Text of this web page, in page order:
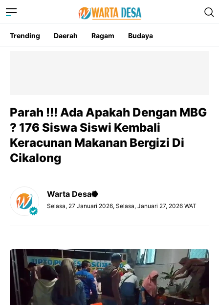
Trending Daerah Ragam Budaya
Parah !!! Ada Apakah Dengan MBG
? 176 Siswa Siswi Kembali
Keracunan Makanan Bergizi Di
Cikalong
Warta Desa
Selasa, 27 Januari 2026, Selasa, Januari 27, 2026 WAT